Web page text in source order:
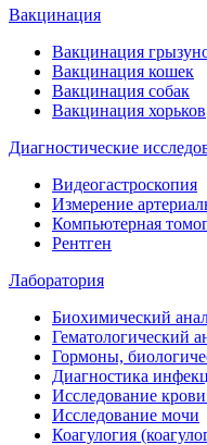
Вакцинация
Вакцинация
Вакцинация кошек
Вакцинация собак
Вакцинация хорьков
Диагностические
Видеогастроскопия
Измерение
Компьютерная
Рентген
Лаборатория
Биохимический
Гематологический
Гормоны,
Диагностика
Исследование
Исследование мочи
Коагулогия